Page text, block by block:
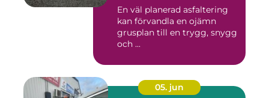
En väl planerad asfaltering
kan förvandla en ojämn
grusplan till en trygg, snygg
och ...
05. jun